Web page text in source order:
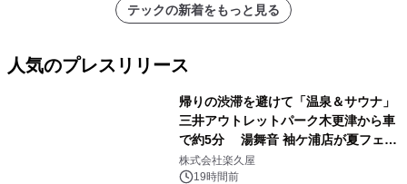
テックの新着をもっと見る
人気のプレスリリース
帰りの渋滞を避けて「温泉＆サウナ」
三井アウトレットパーク木更津から車
で約5分 湯舞音 袖ケ浦店が夏フェア
メニューを提供
株式会社楽久屋
19時間前